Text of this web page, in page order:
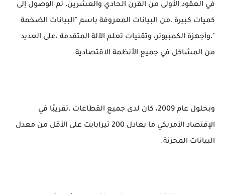
في العقود الأولى من القرن الحادي والعشرين، تم الوصول إلى
كميات كبيرة ،من البيانات المعروفة باسم "البيانات الضخمة
"،وأجهزة الكمبيوتر، وتقنيات تعلم الآلة المتقدمة ،على العديد
من المشاكل في جميع الأنظمة الاقتصادية.
وبحلول عام 2009، كان لدى جميع القطاعات ،تقريبًا في
الإقتصاد الأمريكي ما يعادل 200 تيرابايت على الأقل من معدل
البيانات المخزنة.